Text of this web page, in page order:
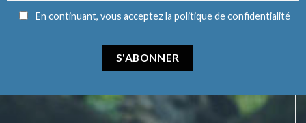
En continuant, vous acceptez la politique de confidentialité